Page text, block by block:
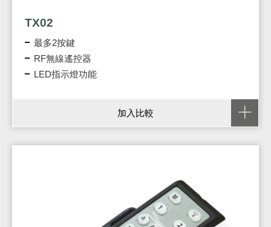
TX02
最多2按鍵
RF無線遙控器
LED指示燈功能
加入比較